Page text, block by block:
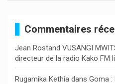
c
h
e
r
Commentaires
Jean Rostand VUSANGI
directeur de la radio Kako FM
Rugamika Kethia dans Goma :